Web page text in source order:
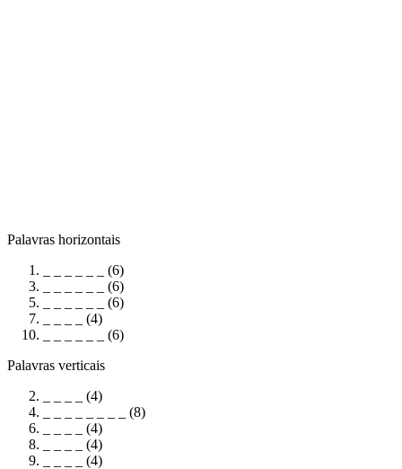
Palavras horizontais
_ _ _ _ _ _ (6)
_ _ _ _ _ _ (6)
_ _ _ _ _ _ (6)
_ _ _ _ (4)
_ _ _ _ _ _ (6)
Palavras verticais
_ _ _ _ (4)
_ _ _ _ _ _ _ _ (8)
_ _ _ _ (4)
_ _ _ _ (4)
_ _ _ _ (4)